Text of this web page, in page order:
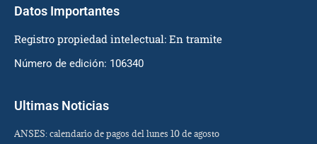
Datos Importantes
Registro propiedad intelectual: En tramite
Número de edición: 106340
Ultimas Noticias
ANSES: calendario de pagos del lunes 10 de agosto